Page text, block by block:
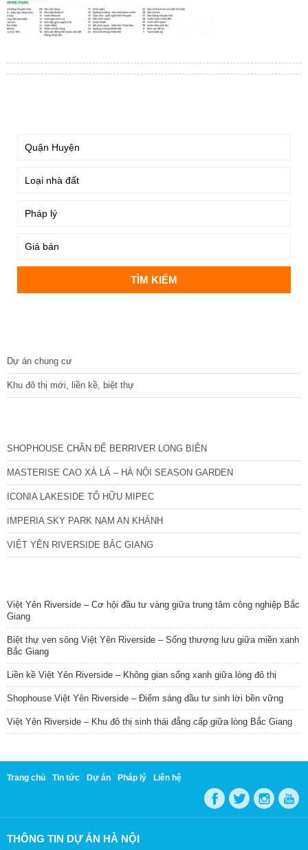
Dự án chung cư
Khu đô thị mới, liền kề, biệt thự
SHOPHOUSE CHÂN ĐẾ BERRIVER LONG BIÊN
MASTERISE CAO XÀ LÁ – HÀ NỘI SEASON GARDEN
ICONIA LAKESIDE TỐ HỮU MIPEC
IMPERIA SKY PARK NAM AN KHÁNH
VIỆT YÊN RIVERSIDE BẮC GIANG
Việt Yên Riverside – Cơ hội đầu tư vàng giữa trung tâm công nghiệp Bắc
Giang
Biệt thự ven sông Việt Yên Riverside – Sống thượng lưu giữa miền xanh
Bắc Giang
Liền kề Việt Yên Riverside – Không gian sống xanh giữa lòng đô thị
Shophouse Việt Yên Riverside – Điểm sáng đầu tư sinh lời bền vững
Việt Yên Riverside – Khu đô thị sinh thái đẳng cấp giữa lòng Bắc Giang
Trang chủ Tin tức Dự án Pháp lý Liên hệ
THÔNG TIN DỰ ÁN HÀ NỘI